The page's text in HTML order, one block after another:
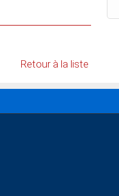
Retour à la liste